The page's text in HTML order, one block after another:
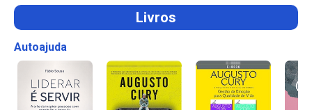
Livros
Autoajuda